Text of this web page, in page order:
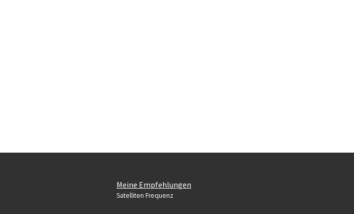
Meine Empfehlungen
Satelliten Frequenz